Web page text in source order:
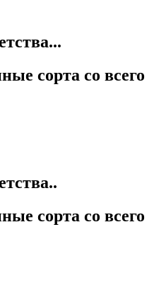
сорта со всего
сорта со всего